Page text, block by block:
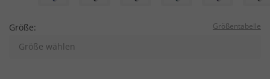
Größe: Größentabelle
Größe wählen